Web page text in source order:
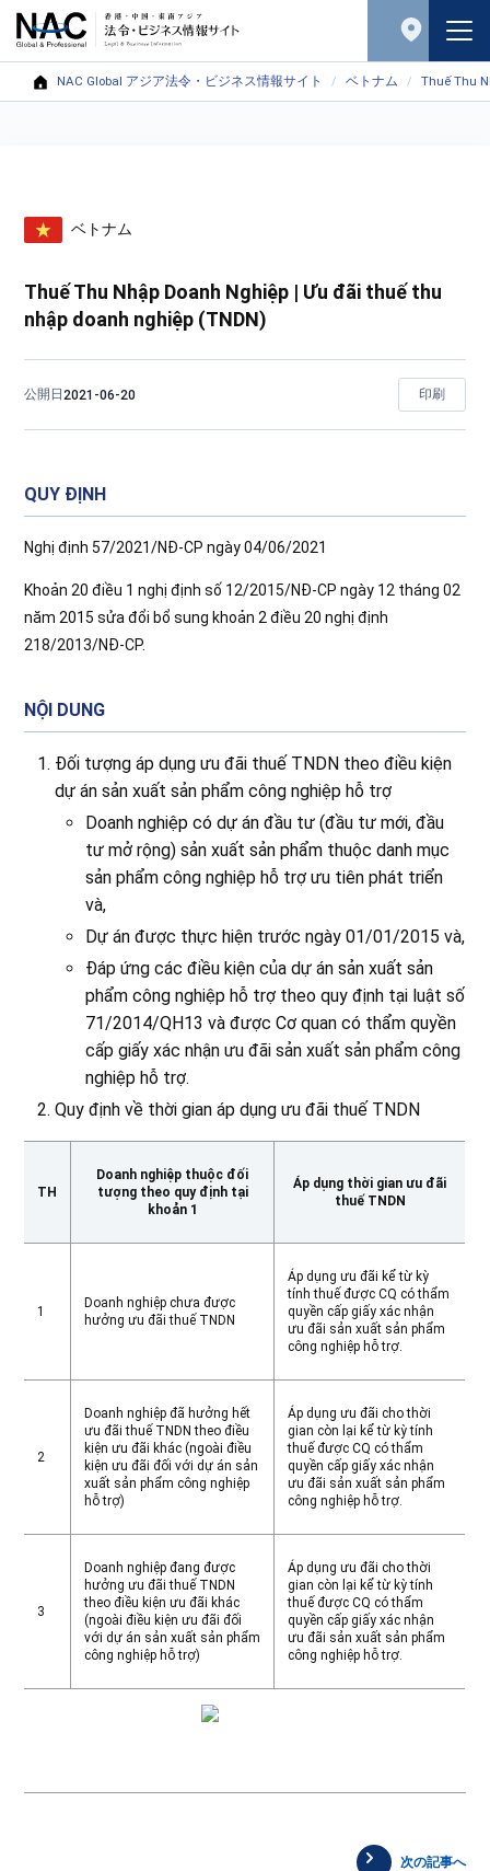
NAC Global アジア法令・ビジネス情報サイト ベトナム Thuế Thu
ベトナム
Thuế Thu Nhập Doanh Nghiệp | Ưu đãi thuế thu
nhập doanh nghiệp (TNDN)
公開日2021-06-20 印刷
QUY ĐỊNH
Nghị định 57/2021/NĐ-CP ngày 04/06/2021
Khoản 20 điều 1 nghị định số 12/2015/NĐ-CP ngày 12 tháng 02
năm 2015 sửa đổi bổ sung khoản 2 điều 20 nghị định
218/2013/NĐ-CP.
NỘI DUNG
Đối tượng áp dụng ưu đãi thuế TNDN theo điều kiện
dự án sản xuất sản phẩm công nghiệp hỗ trợ
Doanh nghiệp có dự án đầu tư (đầu tư mới, đầu
tư mở rộng) sản xuất sản phẩm thuộc danh mục
sản phẩm công nghiệp hỗ trợ ưu tiên phát triển
và,
Dự án được thực hiện trước ngày 01/01/2015 và,
Đáp ứng các điều kiện của dự án sản xuất sản
phẩm công nghiệp hỗ trợ theo quy định tại luật số
71/2014/QH13 và được Cơ quan có thẩm quyền
cấp giấy xác nhận ưu đãi sản xuất sản phẩm công
nghiệp hỗ trợ.
Quy định về thời gian áp dụng ưu đãi thuế TNDN
TH
Doanh nghiệp thuộc đối
tượng theo quy định tại
khoản 1
Áp dụng thời gian ưu đãi
thuế TNDN
1
Doanh nghiệp chưa được
hưởng ưu đãi thuế TNDN
Áp dụng ưu đãi kể từ kỳ
tính thuế được CQ có thẩm
quyền cấp giấy xác nhận
ưu đãi sản xuất sản phẩm
công nghiệp hỗ trợ.
2
Doanh nghiệp đã hưởng hết
ưu đãi thuế TNDN theo điều
kiện ưu đãi khác (ngoài điều
kiện ưu đãi đối với dự án sản
xuất sản phẩm công nghiệp
hỗ trợ)
Áp dụng ưu đãi cho thời
gian còn lại kể từ kỳ tính
thuế được CQ có thẩm
quyền cấp giấy xác nhận
ưu đãi sản xuất sản phẩm
công nghiệp hỗ trợ.
3
Doanh nghiệp đang được
hưởng ưu đãi thuế TNDN
theo điều kiện ưu đãi khác
(ngoài điều kiện ưu đãi đối
với dự án sản xuất sản phẩm
công nghiệp hỗ trợ)
Áp dụng ưu đãi cho thời
gian còn lại kể từ kỳ tính
thuế được CQ có thẩm
quyền cấp giấy xác nhận
ưu đãi sản xuất sản phẩm
công nghiệp hỗ trợ.
次の記事へ